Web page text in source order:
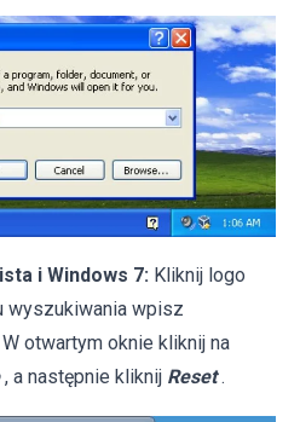
i Windows 7: Kliknij logo
wyszukiwania wpisz
W otwartym oknie kliknij na
, a następnie kliknij Reset .